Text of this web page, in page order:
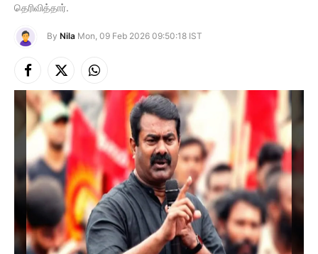
தெரிவித்தார்.
By Nila Mon, 09 Feb 2026 09:50:18 IST
Facebook
X
(Twitter)
Instagram